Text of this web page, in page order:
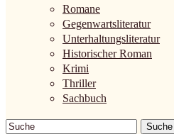
Romane
Gegenwartsliteratur
Unterhaltungsliteratur
Historischer Roman
Krimi
Thriller
Sachbuch
Suche